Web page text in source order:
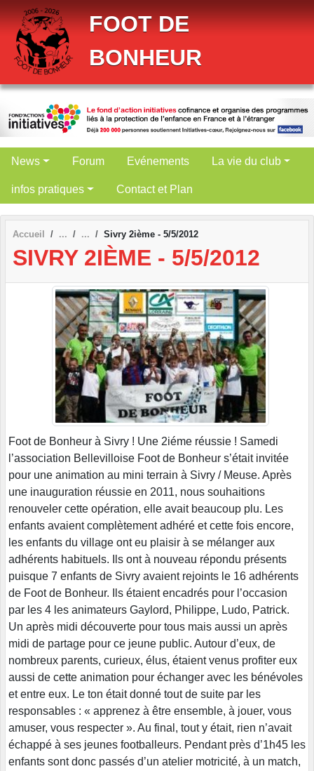
FOOT DE
BONHEUR
News Forum Evénements La vie du club
infos pratiques Contact et Plan
Accueil Sivry 2ième - 5/5/2012
SIVRY 2IÈME - 5/5/2012
Foot de Bonheur à Sivry ! Une 2iéme réussie ! Samedi
l’association Bellevilloise Foot de Bonheur s’était invitée
pour une animation au mini terrain à Sivry / Meuse. Après
une inauguration réussie en 2011, nous souhaitions
renouveler cette opération, elle avait beaucoup plu. Les
enfants avaient complètement adhéré et cette fois encore,
les enfants du village ont eu plaisir à se mélanger aux
adhérents habituels. Ils ont à nouveau répondu présents
puisque 7 enfants de Sivry avaient rejoints le 16 adhérents
de Foot de Bonheur. Ils étaient encadrés pour l’occasion
par les 4 les animateurs Gaylord, Philippe, Ludo, Patrick.
Un après midi découverte pour tous mais aussi un après
midi de partage pour ce jeune public. Autour d’eux, de
nombreux parents, curieux, élus, étaient venus profiter eux
aussi de cette animation pour échanger avec les bénévoles
et entre eux. Le ton était donné tout de suite par les
responsables : « apprenez à être ensemble, à jouer, vous
amuser, vous respecter ». Au final, tout y était, rien n’avait
échappé à ses jeunes footballeurs. Pendant près d’1h45 les
enfants sont donc passés d’un atelier motricité, à un match,
Panneau de gestion des cookies